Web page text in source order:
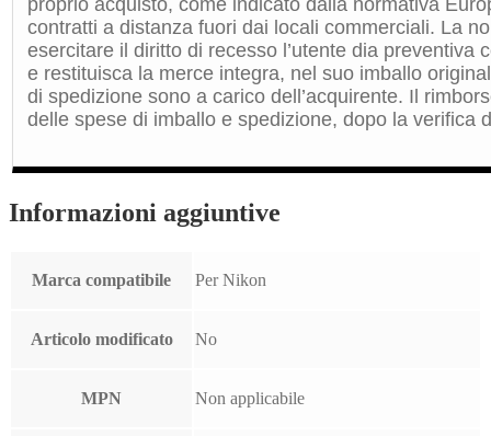
proprio acquisto, come indicato dalla normativa
contratti a distanza fuori dai locali commerciali. La
esercitare il diritto di recesso l’utente dia preventiva
e restituisca la merce integra, nel suo imballo
di spedizione sono a carico dell’acquirente. Il
delle spese di imballo e spedizione, dopo la verifica
Informazioni aggiuntive
Marca compatibile Per Nikon
Articolo modificato No
MPN Non applicabile